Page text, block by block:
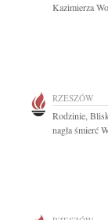
Kazimierza
RZESZÓW
Rodzinie,
nagła śmierć